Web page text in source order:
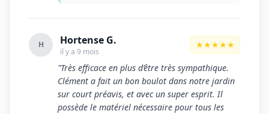
H Hortense G.
il y a 9 mois
★★★★★
"Très efficace en plus d’être très sympathique.
Clément a fait un bon boulot dans notre jardin
sur court préavis, et avec un super esprit. Il
possède le matériel nécessaire pour tous les